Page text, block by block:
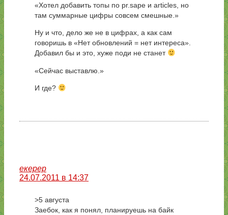
«Хотел добавить топы по pr.sape и articles, но
там суммарные цифры совсем смешные.»
Ну и что, дело же не в цифрах, а как сам
говоришь в «Нет обновлений = нет интереса».
Добавил бы и это, хуже поди не станет
«Сейчас выставлю.»
И где?
екерер
24.07.2011 в 14:37
>5 августа
Заебок, как я понял, планируешь на байк